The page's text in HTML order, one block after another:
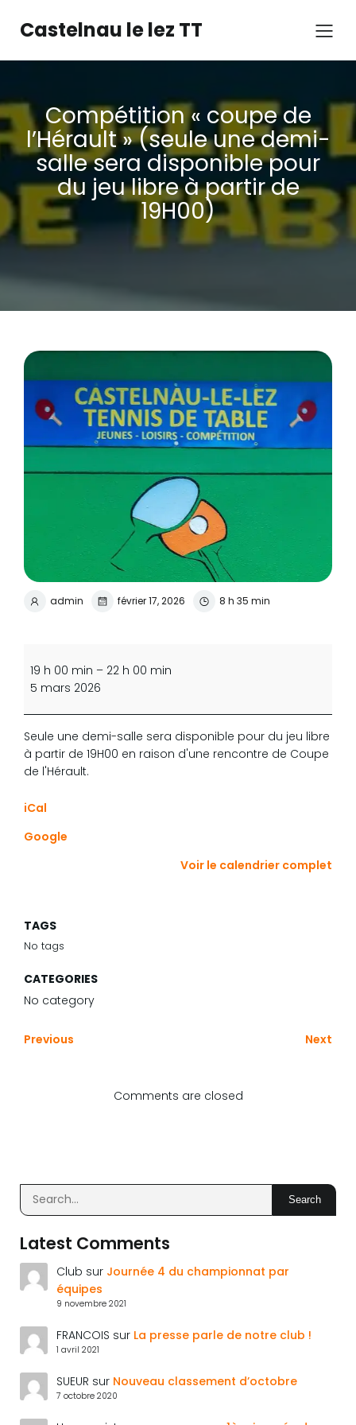
Castelnau le lez TT
Compétition « coupe de
l’Hérault » (seule une demi-
salle sera disponible pour
du jeu libre à partir de
19H00)
admin février 17, 2026 8 h 35 min
"coupe
de
une
demi-
salle
disponible
du
de
19H00)
19 h 00 min – 22 h 00 min
5 mars 2026
Seule une demi-salle sera disponible pour du jeu libre
à partir de 19H00 en raison d'une rencontre de Coupe
de l'Hérault.
iCal
Google
Voir le calendrier complet
TAGS
No tags
CATEGORIES
No category
Previous Next
Comments are closed
Search
Latest Comments
Club sur Journée 4 du championnat par
équipes
9 novembre 2021
FRANCOIS sur La presse parle de notre club !
1 avril 2021
SUEUR sur Nouveau classement d’octobre
7 octobre 2020